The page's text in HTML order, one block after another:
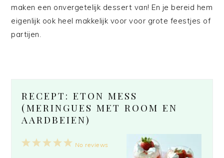
maken een onvergetelijk dessert van! En je bereid hem
eigenlijk ook heel makkelijk voor voor grote feestjes of
partijen.
RECEPT: ETON MESS
(MERINGUES MET ROOM EN
AARDBEIEN)
5
4
3
2
1
No reviews